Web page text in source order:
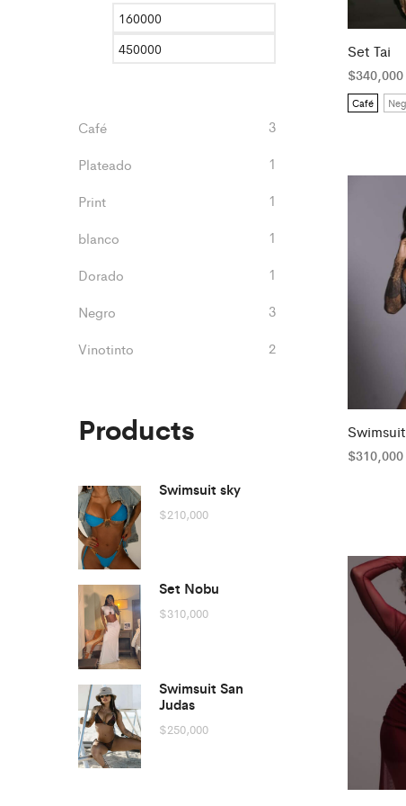
Set Tai
$340,000
Café
$310,000
Precio
mínimo
Café
3
Plateado
1
Print
1
blanco
1
Dorado
1
Negro
3
Vinotinto
2
Products
Swimsuit sky
$210,000
Set Nobu
$310,000
Swimsuit San
Judas
$250,000